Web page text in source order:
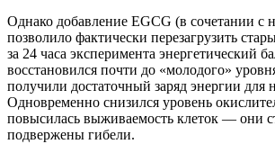
Однако добавление EGCG (в сочетании с
позволило фактически перезагрузить
за 24 часа эксперимента энергетический
восстановился почти до «молодого»
получили достаточный заряд энергии для
Одновременно снизился уровень
повысилась выживаемость клеток — они
подвержены гибели.